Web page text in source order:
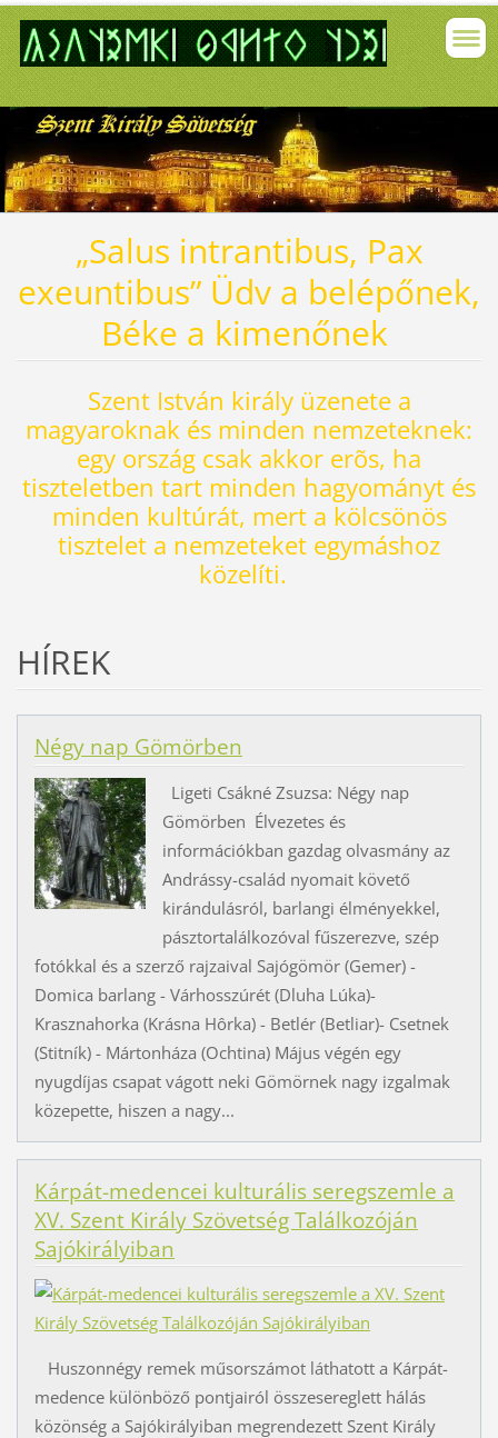
„Salus intrantibus, Pax
exeuntibus” Üdv a belépőnek,
Béke a kimenőnek
Szent István király üzenete a
magyaroknak és minden nemzeteknek:
egy ország csak akkor erõs, ha
tiszteletben tart minden hagyományt és
minden kultúrát, mert a kölcsönös
tisztelet a nemzeteket egymáshoz
közelíti.
HÍREK
Négy nap Gömörben
Ligeti Csákné Zsuzsa: Négy nap
Gömörben Élvezetes és
információkban gazdag olvasmány az
Andrássy-család nyomait követő
kirándulásról, barlangi élményekkel,
pásztortalálkozóval fűszerezve, szép
fotókkal és a szerző rajzaival Sajógömör (Gemer) -
Domica barlang - Várhosszúrét (Dluha Lúka)-
Krasznahorka (Krásna Hôrka) - Betlér (Betliar)- Csetnek
(Stitník) - Mártonháza (Ochtina) Május végén egy
nyugdíjas csapat vágott neki Gömörnek nagy izgalmak
közepette, hiszen a nagy...
Kárpát-medencei kulturális seregszemle a
XV. Szent Király Szövetség Találkozóján
Sajókirályiban
Huszonnégy remek műsorszámot láthatott a Kárpát-
medence különböző pontjairól összesereglett hálás
közönség a Sajókirályiban megrendezett Szent Király